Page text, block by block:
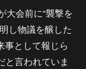
大会前に“襲撃を
し物議を醸した
事として報じら
と言われていま